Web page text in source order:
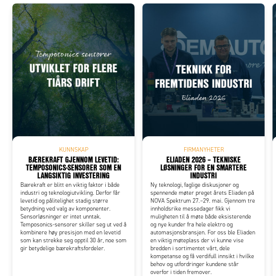
Add to existing cart row
KUNNSKAP
BÆREKRAFT GJENNOM LEVETID:
TEMPOSONICS-SENSORER SOM EN
LANGSIKTIG INVESTERING
Bærekraft er blitt en viktig faktor i både
industri og teknologiutvikling. Derfor får
levetid og pålitelighet stadig større
betydning ved valg av komponenter.
Sensorløsninger er intet unntak.
Temposonics-sensorer skiller seg ut ved å
kombinere høy presisjon med en levetid
som kan strekke seg opptil 30 år, noe som
gir betydelige bærekraftsfordeler.
FIRMANYHETER
ELIADEN 2026 – TEKNISKE
LØSNINGER FOR EN SMARTERE
INDUSTRI
Ny teknologi, faglige diskusjoner og
spennende møter preget årets Eliaden på
NOVA Spektrum 27.–29. mai. Gjennom tre
innholdsrike messedager fikk vi
muligheten til å møte både eksisterende
og nye kunder fra hele elektro og
automasjonsbransjen. For oss ble Eliaden
en viktig møteplass der vi kunne vise
bredden i sortimentet vårt, dele
kompetanse og få verdifull innsikt i hvilke
behov og utfordringer kundene står
overfor i tiden fremover.